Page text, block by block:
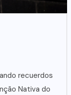
recuerdos
Nativa do